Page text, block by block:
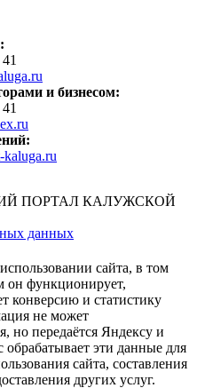
и бизнесом:
kaluga.ru
ПОРТАЛ КАЛУЖСКОЙ
данных
сайта, в том
он функционирует,
конверсию и статистику
не может
но передаётся Яндексу и
обрабатывает эти данные для
сайта, составления
других услуг.